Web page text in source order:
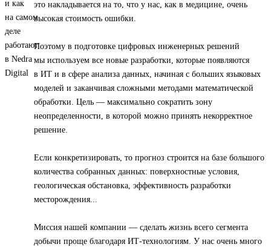
это накладывается на то, что у нас, как в медицине, очень
высокая стоимость ошибки.
Поэтому в подготовке цифровых инженерных решений
мы используем все новые разработки, которые появляются
в ИТ и в сфере анализа данных, начиная с больших языковых
моделей и заканчивая сложными методами математической
обработки. Цель — максимально сократить зону
неопределенности, в которой можно принять некорректное
решение.
Если конкретизировать, то прогноз строится на базе большого
количества собранных данных: поверхностные условия,
геологическая обстановка, эффективность разработки
месторождения...
Миссия нашей компании — сделать жизнь всего сегмента
добычи проще благодаря ИТ-технологиям. У нас очень много